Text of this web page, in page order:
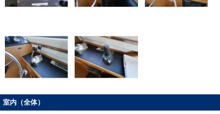
室内（全体）